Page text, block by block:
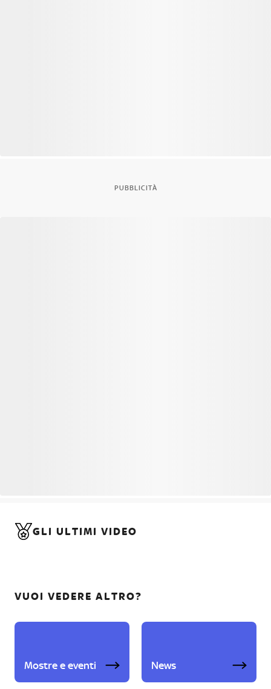
PUBBLICITÀ
GLI ULTIMI VIDEO
VUOI VEDERE ALTRO?
Mostre e eventi News